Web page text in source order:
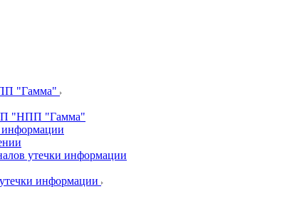
"Гамма"
"НПП "Гамма"
информации
утечки информации
информации